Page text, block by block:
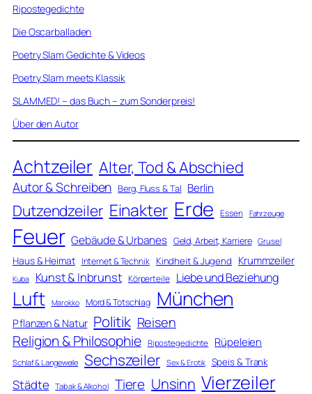
Ripostegedichte
Die Oscarballaden
Poetry Slam Gedichte & Videos
Poetry Slam meets Klassik
SLAMMED! – das Buch – zum Sonderpreis!
Über den Autor
Achtzeiler Alter, Tod & Abschied
Autor & Schreiben Berg, Fluss & Tal Berlin
Dutzendzeiler Einakter Erde Essen Fahrzeuge
Feuer Gebäude & Urbanes Geld, Arbeit, Karriere Grusel
Haus & Heimat Internet & Technik Kindheit & Jugend Krummzeiler
Kuba Kunst & Inbrunst Körperteile Liebe und Beziehung
Luft Marokko Mord & Totschlag München
Pflanzen & Natur Politik Reisen
Religion & Philosophie Ripostegedichte Rüpeleien
Schlaf & Langeweile Sechszeiler Sex & Erotik Speis & Trank
Städte Tabak & Alkohol Tiere Unsinn Vierzeiler